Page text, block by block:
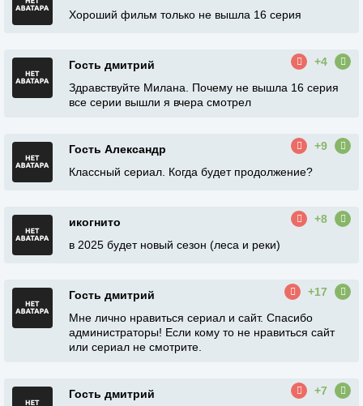
Хороший фильм только не вышла 16 серия
Гость дмитрий
+4
Здравствуйте Милана. Почему не вышла 16 серия
все серии вышли я вчера смотрел
Гость Александр
+9
Классный сериал. Когда будет продолжение?
икогнито
+8
в 2025 будет новый сезон (леса и реки)
Гость дмитрий
+17
Мне лично нравиться сериал и сайт. Спасибо
администраторы! Если кому то не нравиться сайт
или сериал не смотрите.
Гость дмитрий
+7